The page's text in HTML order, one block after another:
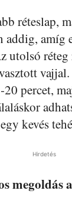
réteslap,
addig,
utolsó réteg
percet,
kevés
Hirdetés
megoldás